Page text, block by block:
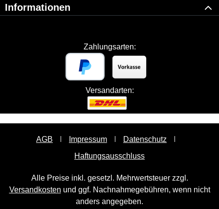
Informationen
Zahlungsarten:
Versandarten:
AGB Impressum
Datenschutz
Haftungsausschluss
Alle Preise inkl. gesetzl. Mehrwertsteuer zzgl.
Versandkosten und ggf. Nachnahmegebühren, wenn nicht
anders angegeben.